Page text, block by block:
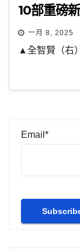
10部重磅
一月 8, 2025
▲全智賢（右
Email*